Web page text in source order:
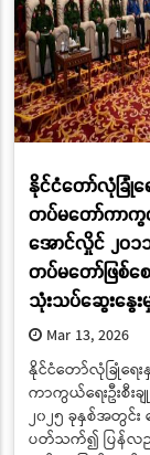
နိုင်ငံတော်လုံခြုံရေ
တပ်မတော်ကာကွယ်
အောင်လှိုင် ၂၀၁
တပ်မတော်ဖြစ်
သုံးသပ်ဆွေးနွေးမှ
Mar 13, 2026
နိုင်ငံတော်လုံခြုံရေး
ကာကွယ်ရေးဦးစီးခ
၂၀၂၅ ခုနှစ်အတွင်း
ပတ်သက်၍ ပြန်လည်သုံ